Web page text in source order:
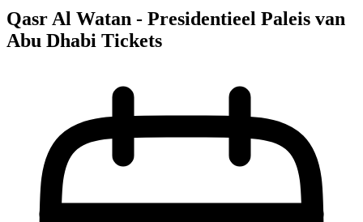
Qasr Al Watan - Presidentieel Paleis van
Abu Dhabi Tickets